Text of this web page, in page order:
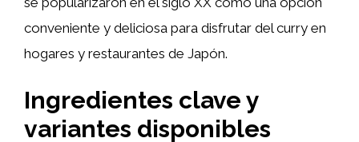
conveniente y deliciosa para disfrutar del curry en
hogares y restaurantes de Japón.
Ingredientes clave y
variantes disponibles